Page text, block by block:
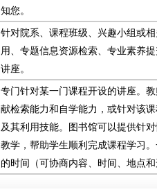
知您。
针对院系、课程班级、兴趣小组或
用、专题信息资源检索、专业素养
讲座。
专门针对某一门课程开设的讲座。
献检索能力和自学能力，或针对该
及其利用技能。图书馆可以提供针
教学，帮助学生顺利完成课程学习
的时间（可协商内容、时间、地点